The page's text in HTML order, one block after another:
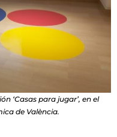
‘Casas para jugar’, en el
de València.